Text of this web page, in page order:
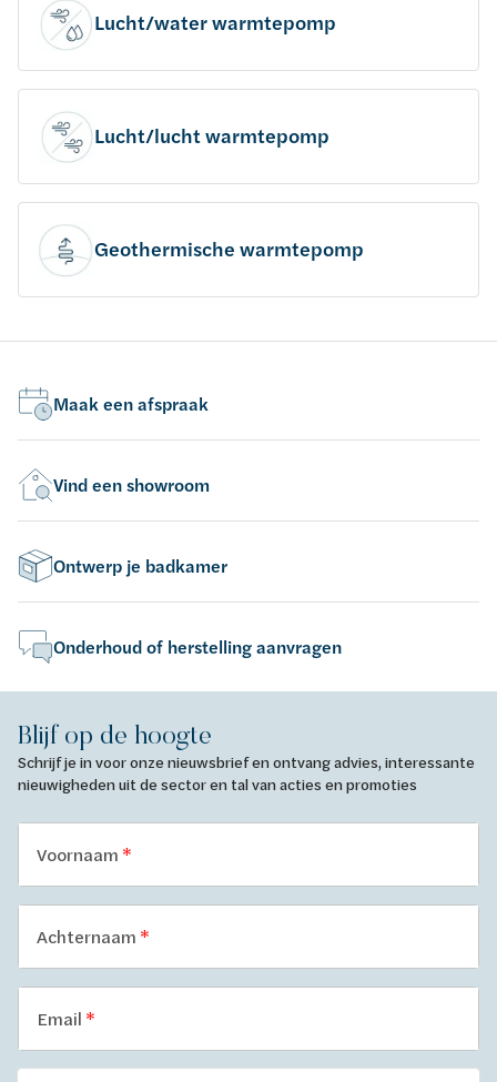
Lucht/water warmtepomp
Lucht/lucht warmtepomp
Geothermische warmtepomp
Maak een afspraak
Vind een showroom
Ontwerp je badkamer
Onderhoud of herstelling aanvragen
Blijf op de hoogte
Schrijf je in voor onze nieuwsbrief en ontvang advies, interessante
nieuwigheden uit de sector en tal van acties en promoties
Voornaam
Achternaam
Email